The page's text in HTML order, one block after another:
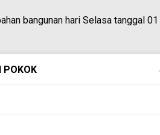
bangunan hari Selasa tanggal
POKOK